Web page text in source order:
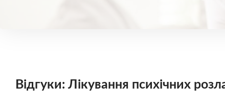
Відгуки: Лікування психічних